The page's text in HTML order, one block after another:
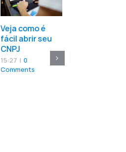
Veja como é
fácil abrir seu
CNPJ
15:27 | 0
Comments